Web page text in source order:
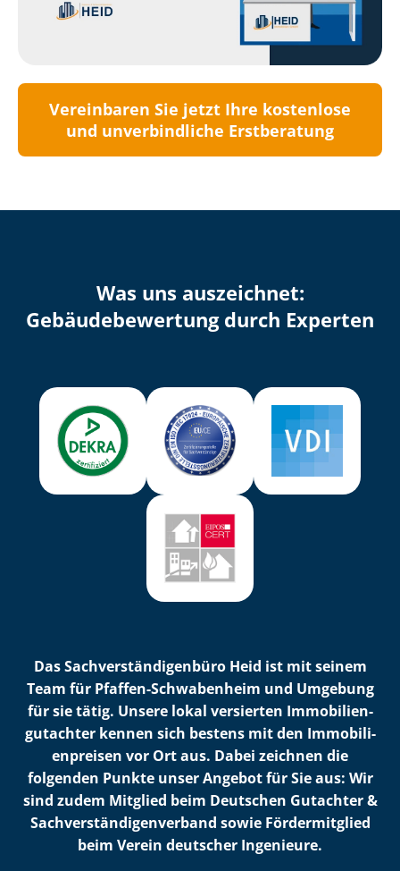
Vereinbaren Sie jetzt Ihre kostenlose
und unverbindliche Erstberatung
Was uns auszeichnet:
Ge­bäu­de­be­wer­tung durch Experten
Das Sach­ver­stän­di­gen­bü­ro Heid ist mit seinem
Team für Pfaffen-Schwabenheim und Umgebung
für sie tätig. Unsere lokal versierten Im­mo­bi­li­en­
gut­ach­ter kennen sich bestens mit den Im­mo­bi­li­
en­prei­sen vor Ort aus. Dabei zeichnen die
folgenden Punkte unser Angebot für Sie aus: Wir
sind zudem Mitglied beim Deutschen Gutachter &
Sach­ver­stän­di­gen­ver­band sowie Fördermitglied
beim Verein deutscher Ingenieure.